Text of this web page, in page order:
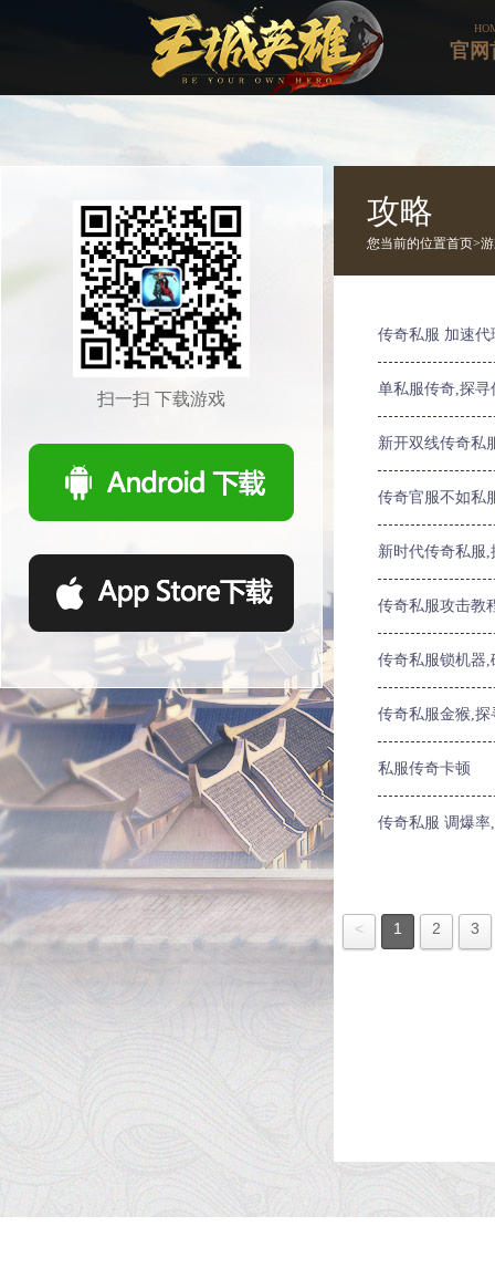
官网
扫一扫 下载游戏
攻略
您当前的位置首页>
传奇私服 加速
单私服传奇,探
新开双线传奇私
传奇官服不如私
新时代传奇私服
传奇私服攻击教
传奇私服锁机器
传奇私服金猴,
私服传奇卡顿
传奇私服 调爆
< 1 2 3